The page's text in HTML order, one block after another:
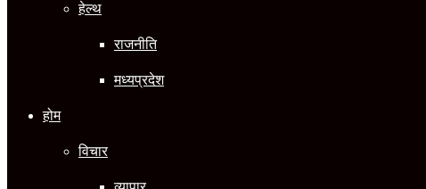
हेल्थ
राजनीति
मध्यप्रदेश
होम
विचार